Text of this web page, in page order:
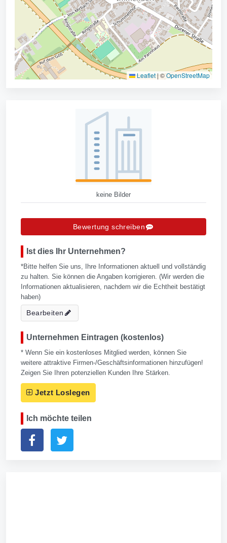
Leaflet|©OpenStreetMap
keine Bilder
Bewertung schreiben
Ist dies Ihr Unternehmen?
*Bitte helfen Sie uns, Ihre Informationen aktuell und vollständig
zu halten. Sie können die Angaben korrigieren. (Wir werden die
Informationen aktualisieren, nachdem wir die Echtheit bestätigt
haben)
Bearbeiten
Unternehmen Eintragen (kostenlos)
* Wenn Sie ein kostenloses Mitglied werden, können Sie
weitere attraktive Firmen-/Geschäftsinformationen hinzufügen!
Zeigen Sie Ihren potenziellen Kunden Ihre Stärken.
Jetzt Loslegen
Ich möchte teilen